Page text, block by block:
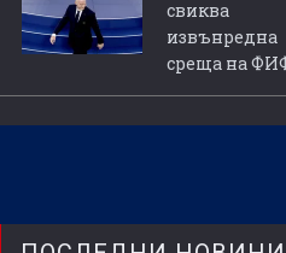
свиква
извънредна
среща на